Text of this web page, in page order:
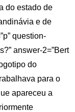
do estado de
e de
question-
answer-2=”Bert
do
para o
apareceu a